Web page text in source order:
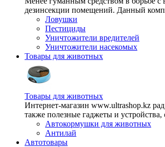
дезинсекции помещений. Данный
Ловушки
Пестициды
Уничтожители вредителей
Уничтожители насекомых
Товары для животных
Товары для животных
Интернет-магазин www.ultrashop.kz
также полезные гаджеты и
Автокормушки для животных
Антилай
Автотовары